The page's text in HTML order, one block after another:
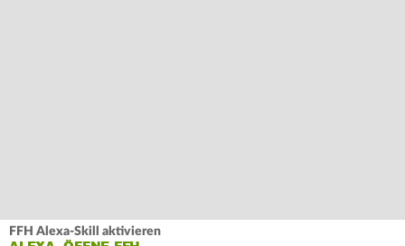
FFH Alexa-Skill aktivieren